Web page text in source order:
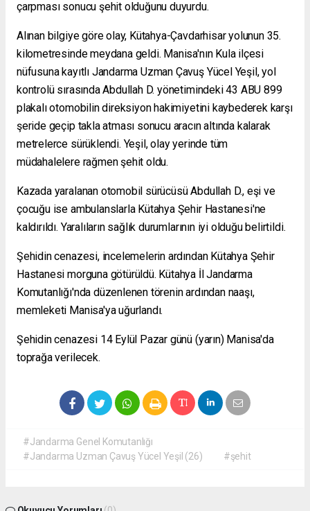
çarpması sonucu şehit olduğunu duyurdu.
Alınan bilgiye göre olay, Kütahya-Çavdarhisar yolunun 35.
kilometresinde meydana geldi. Manisa'nın Kula ilçesi
nüfusuna kayıtlı Jandarma Uzman Çavuş Yücel Yeşil, yol
kontrolü sırasında Abdullah D. yönetimindeki 43 ABU 899
plakalı otomobilin direksiyon hakimiyetini kaybederek karşı
şeride geçip takla atması sonucu aracın altında kalarak
metrelerce sürüklendi. Yeşil, olay yerinde tüm
müdahalelere rağmen şehit oldu.
Kazada yaralanan otomobil sürücüsü Abdullah D., eşi ve
çocuğu ise ambulanslarla Kütahya Şehir Hastanesi'ne
kaldırıldı. Yaralıların sağlık durumlarının iyi olduğu belirtildi.
Şehidin cenazesi, incelemelerin ardından Kütahya Şehir
Hastanesi morguna götürüldü. Kütahya İl Jandarma
Komutanlığı'nda düzenlenen törenin ardından naaşı,
memleketi Manisa'ya uğurlandı.
Şehidin cenazesi 14 Eylül Pazar günü (yarın) Manisa'da
toprağa verilecek.
#Jandarma Genel Komutanlığı
#Jandarma Uzman Çavuş Yücel Yeşil (26)
#şehit